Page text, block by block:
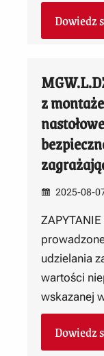
Dowiedz
z
2025-08-
udzielania
wartości
wskazanej
Dowiedz